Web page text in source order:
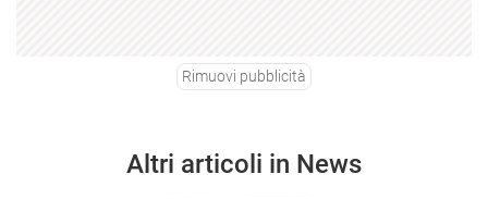
Rimuovi pubblicità
Altri articoli in News